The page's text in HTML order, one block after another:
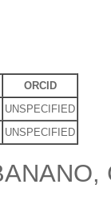
ORCID
UNSPECIFIED
UNSPECIFIED